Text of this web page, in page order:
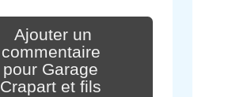
Ajouter un
commentaire
pour Garage
Crapart et fils